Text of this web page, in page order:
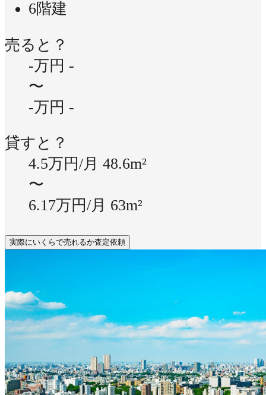
6階建
売ると？
-万円 -
〜
-万円 -
貸すと？
4.5万円/月 48.6m²
〜
6.17万円/月 63m²
実際にいくらで売れるか査定依頼